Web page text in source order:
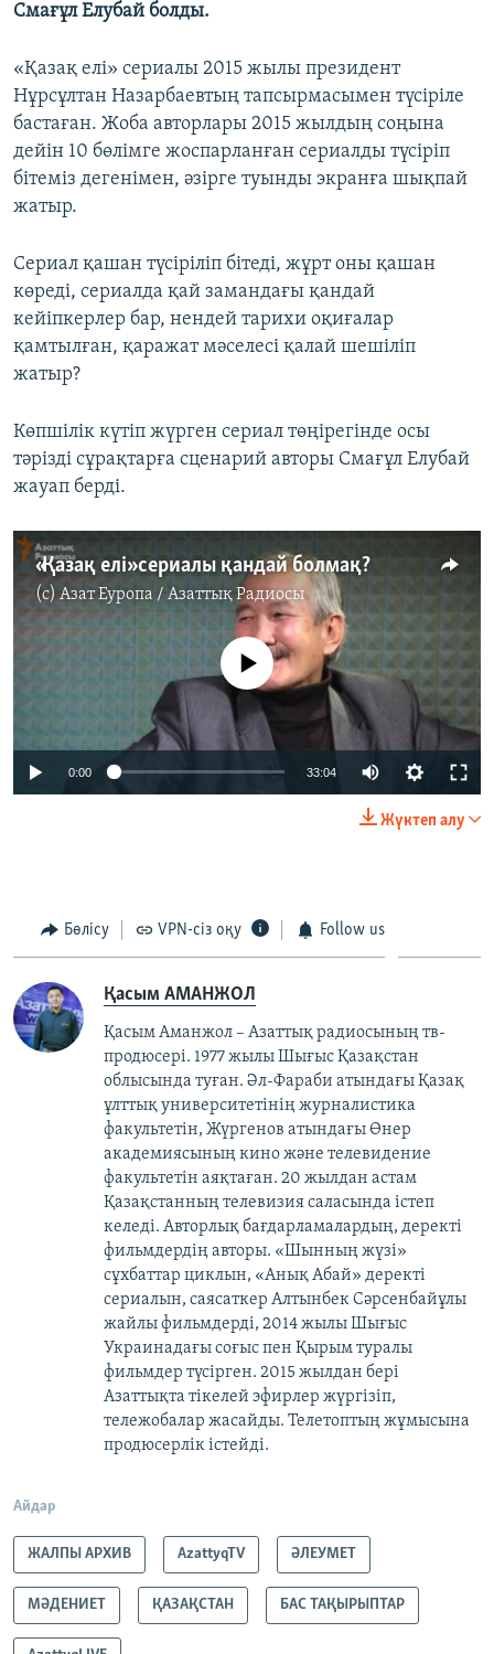
Смағұл Елубай болды.
«Қазақ елі» сериалы 2015 жылы президент
Нұрсұлтан Назарбаевтың тапсырмасымен түсіріле
бастаған. Жоба авторлары 2015 жылдың соңына
дейін 10 бөлімге жоспарланған сериалды түсіріп
бітеміз дегенімен, әзірге туынды экранға шықпай
жатыр.
Сериал қашан түсіріліп бітеді, жұрт оны қашан
көреді, сериалда қай замандағы қандай
кейіпкерлер бар, нендей тарихи оқиғалар
қамтылған, қаражат мәселесі қалай шешіліп
жатыр?
Көпшілік күтіп жүрген сериал төңірегінде осы
тәрізді сұрақтарға сценарий авторы Смағұл Елубай
жауап берді.
«Қазақ елі» сериалы қандай болмақ?
(c) Азат Еуропа / Азаттық Радиосы
No media source currently available
0:00 33:04
Жүктеп алу
Бөлісу VPN-сіз оқу Follow us
Қасым АМАНЖОЛ
Қасым Аманжол – Азаттық радиосының тв-
продюсері. 1977 жылы Шығыс Қазақстан
облысында туған. Әл-Фараби атындағы Қазақ
ұлттық университетінің журналистика
факультетін, Жүргенов атындағы Өнер
академиясының кино және телевидение
факультетін аяқтаған. 20 жылдан астам
Қазақстанның телевизия саласында істеп
келеді. Авторлық бағдарламалардың, деректі
фильмдердің авторы. «Шынның жүзі»
сұхбаттар циклын, «Анық Абай» деректі
сериалын, саясаткер Алтынбек Сәрсенбайұлы
жайлы фильмдерді, 2014 жылы Шығыс
Украинадағы соғыс пен Қырым туралы
фильмдер түсірген. 2015 жылдан бері
Азаттықта тікелей эфирлер жүргізіп,
тележобалар жасайды. Телетоптың жұмысына
продюсерлік істейді.
Айдар
ЖАЛПЫ АРХИВ AzattyqTV ӘЛЕУМЕТ
МӘДЕНИЕТ ҚАЗАҚСТАН БАС ТАҚЫРЫПТАР